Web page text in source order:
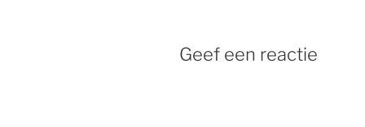
Geef een reactie